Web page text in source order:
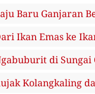
Baru Ganjaran
Ikan Emas ke
di Sungai
Kolangkaling